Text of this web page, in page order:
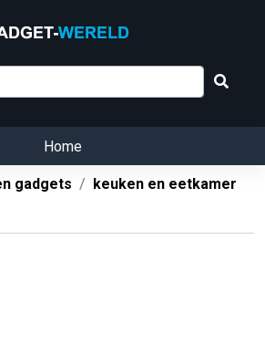
Home
gadgets
keuken en eetkamer